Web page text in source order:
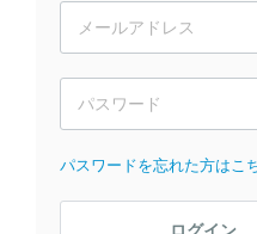
パスワードを忘れた方はこ